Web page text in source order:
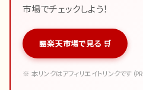
市場でチェックしよう！
楽天市場で見る 🛒
※ 本リンクはアフィリエイトリンクです（PR